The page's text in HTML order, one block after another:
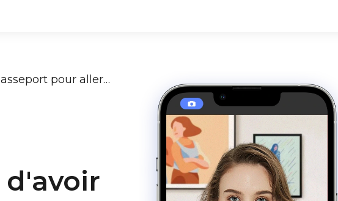
Est-il nécessaire d'avoir un passeport pour aller en République dominicaine ?
d'avoir